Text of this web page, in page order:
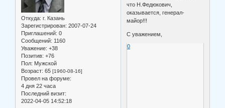
Откуда: г. Казань
Зарегистрирован: 2007-07-24
Приглашений: 0
Сообщений: 1160
Уважение: +38
Позитив: +76
Пол: Мужской
Возраст: 65 [1960-08-16]
Провел на форуме:
4 дня 22 часа
Последний визит:
2022-04-05 14:52:18
что Н.Федюкович,
оказывается, генерал-
майор!!!
С уважением,
0